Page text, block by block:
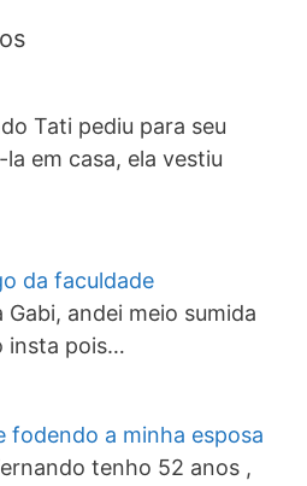
Tati pediu para seu
em casa, ela vestiu
da faculdade
Gabi, andei meio sumida
insta pois…
fodendo a minha esposa
tenho 52 anos ,